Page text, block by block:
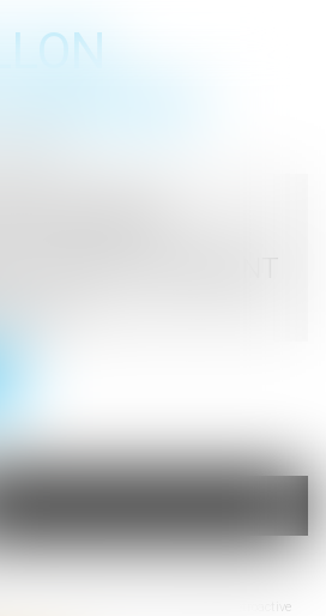
- 52000 CHAUMONT
62
peut obtenir une contribution rétroactive